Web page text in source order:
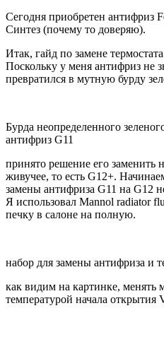
Сегодня приобретен антифриз
Синтез (почему то доверяю).
Итак, гайд по замене
Поскольку у меня антифриз не
превратился в мутную бурду
Бурда неопределенного
антифриз G11
принято решение его заменить
живучее, то есть G12+.
замены антифриза G11 на G12
Я использовал Mannol radiator
печку в салоне на полную.
набор для замены антифриза и
как видим на картинке, менять
температурой начала открытия